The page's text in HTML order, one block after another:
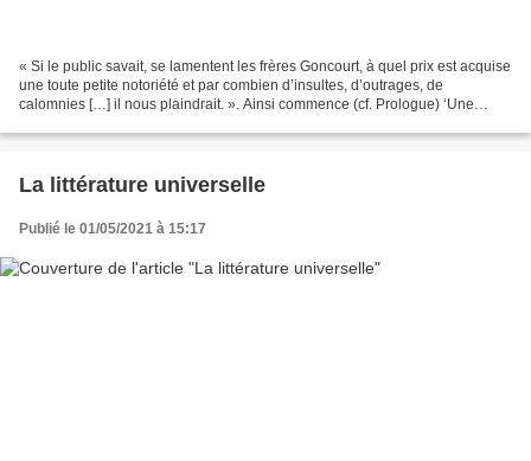
« Si le public savait, se lamentent les frères Goncourt, à quel prix est acquise
une toute petite notoriété et par combien d’insultes, d’outrages, de
calomnies […] il nous plaindrait. ». Ainsi commence (cf. Prologue) ‘Une
La littérature universelle
Publié le 01/05/2021 à 15:17